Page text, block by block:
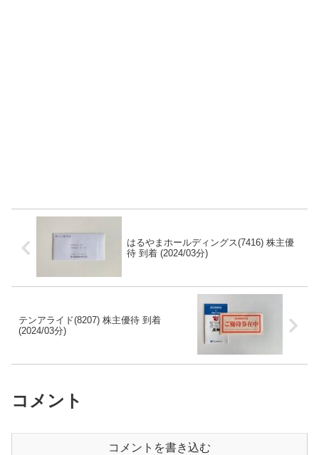
はるやまホールディングス(7416) 株主優
待 到着 (2024/03分)
テンアライド(8207) 株主優待 到着
(2024/03分)
コメント
コメントを書き込む